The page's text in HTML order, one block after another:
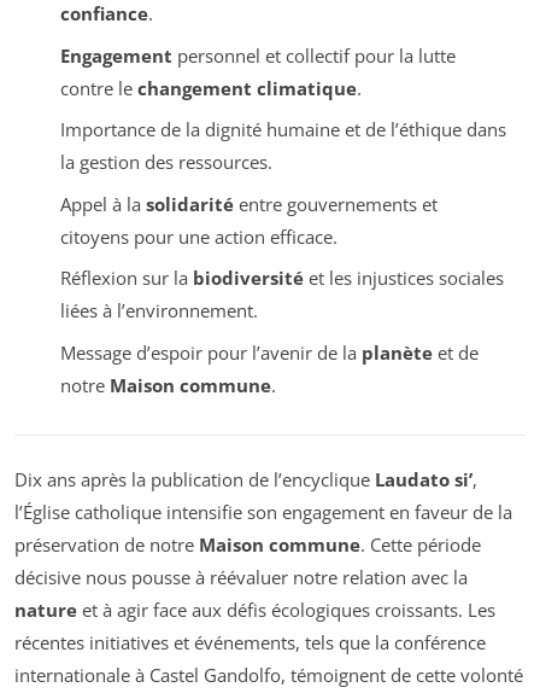
confiance.
Engagement personnel et collectif pour la lutte
contre le changement climatique.
Importance de la dignité humaine et de l’éthique dans
la gestion des ressources.
Appel à la solidaritéentre gouvernements et
citoyens pour une action efficace.
Réflexion sur la biodiversitéet les injustices sociales
liées à l’environnement.
Message d’espoir pour l’avenir de la planèteet de
notre Maison commune.
Dix ans après la publication de l’encyclique Laudato si’,
l’Église catholique intensifie son engagement en faveur de la
préservation de notre Maison commune. Cette période
décisive nous pousse à réévaluer notre relation avec la
nature et à agir face aux défis écologiques croissants. Les
récentes initiatives et événements, tels que la conférence
internationale à Castel Gandolfo, témoignent de cette volonté